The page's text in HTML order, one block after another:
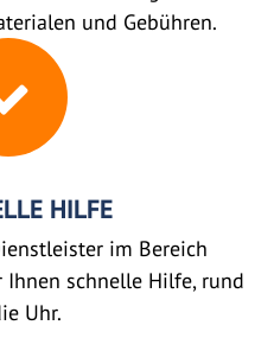
und Gebühren.
HILFE
im Bereich
schnelle Hilfe, rund
Uhr.